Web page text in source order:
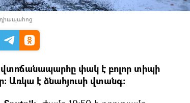
փակ է բոլոր տիպի
Առկա է ձնահյուսի վտանգ: